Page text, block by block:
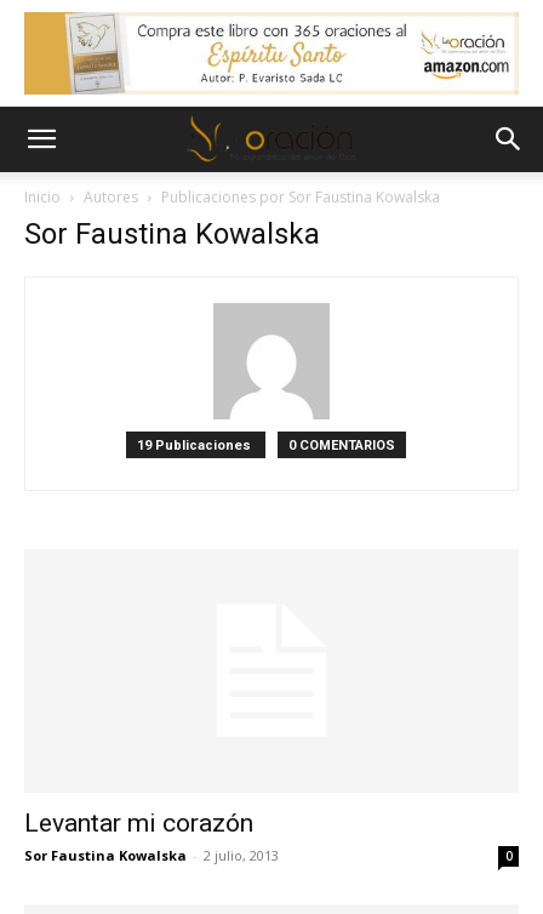
Inicio Autores Publicaciones por Sor Faustina Kowalska
Sor Faustina Kowalska
19 Publicaciones 0 COMENTARIOS
Levantar mi corazón
Sor Faustina Kowalska - 2 julio, 2013 0